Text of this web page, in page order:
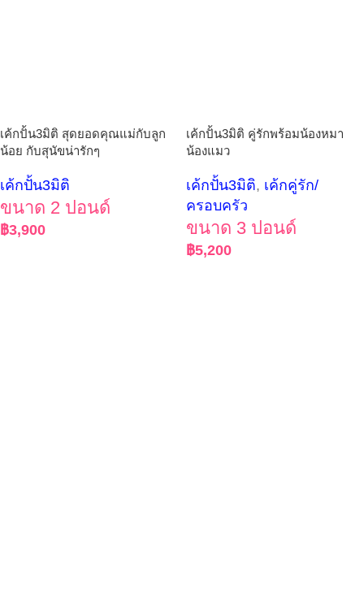
เค้กปั้น3มิติ สุดยอดคุณแม่กับลูก
น้อย กับสุนัขน่ารักๆ
เค้กปั้น3มิติ
ขนาด 2 ปอนด์
฿3,900
เค้กปั้น3มิติ คู่รักพร้อมน้องหมา
น้องแมว
เค้กปั้น3มิติ, เค้กคู่รัก/
ครอบครัว
ขนาด 3 ปอนด์
฿5,200